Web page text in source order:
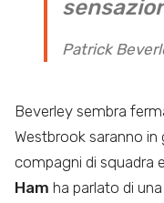
Patrick
Beverley sembra
Westbrook saranno
compagni di squadra
Ham ha parlato di